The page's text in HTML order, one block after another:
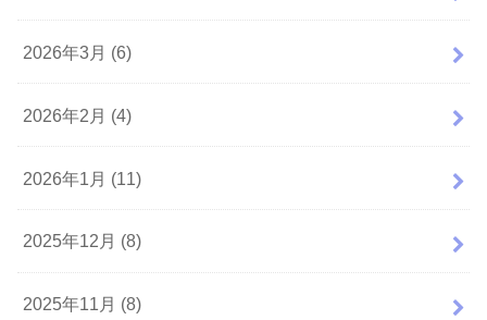
2026年3月 (6)
2026年2月 (4)
2026年1月 (11)
2025年12月 (8)
2025年11月 (8)